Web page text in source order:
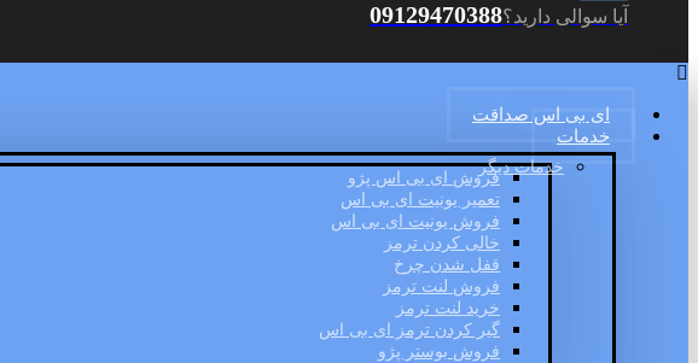
آیا سوالی دارید؟09129470388
ای بی اس صداقت
خدمات
خدمات دیگر
فروش ای بی اس پژو
تعمیر یونیت ای بی اس
فروش یونیت ای بی اس
خالی کردن ترمز
قفل شدن چرخ
فروش لنت ترمز
خرید لنت ترمز
گیر کردن ترمز ای بی اس
فروش بوستر پژو